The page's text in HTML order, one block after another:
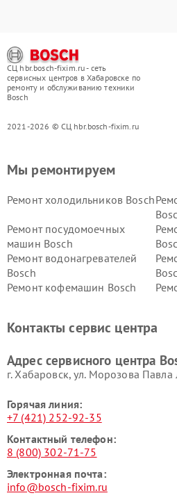
СЦ hbr.bosch-fixim.ru - сеть
сервисных центров в Хабаровске по
ремонту и обслуживанию техники
Bosch
2021-2026 © СЦ hbr.bosch-fixim.ru
Мы ремонтируем
Ремонт холодильников Bosch
Ремонт посудомоечных
машин Bosch
Ремонт водонагревателей
Bosch
Ремонт кофемашин Bosch
Ремонт сушильных автоматов
Контакты сервис центра
Адрес сервисного центра
г. Хабаровск, ул. Морозова
Горячая линия:
+7 (421) 252-92-35
Контактный телефон:
8 (800) 302-71-75
Электронная почта:
info@bosch-fixim.ru